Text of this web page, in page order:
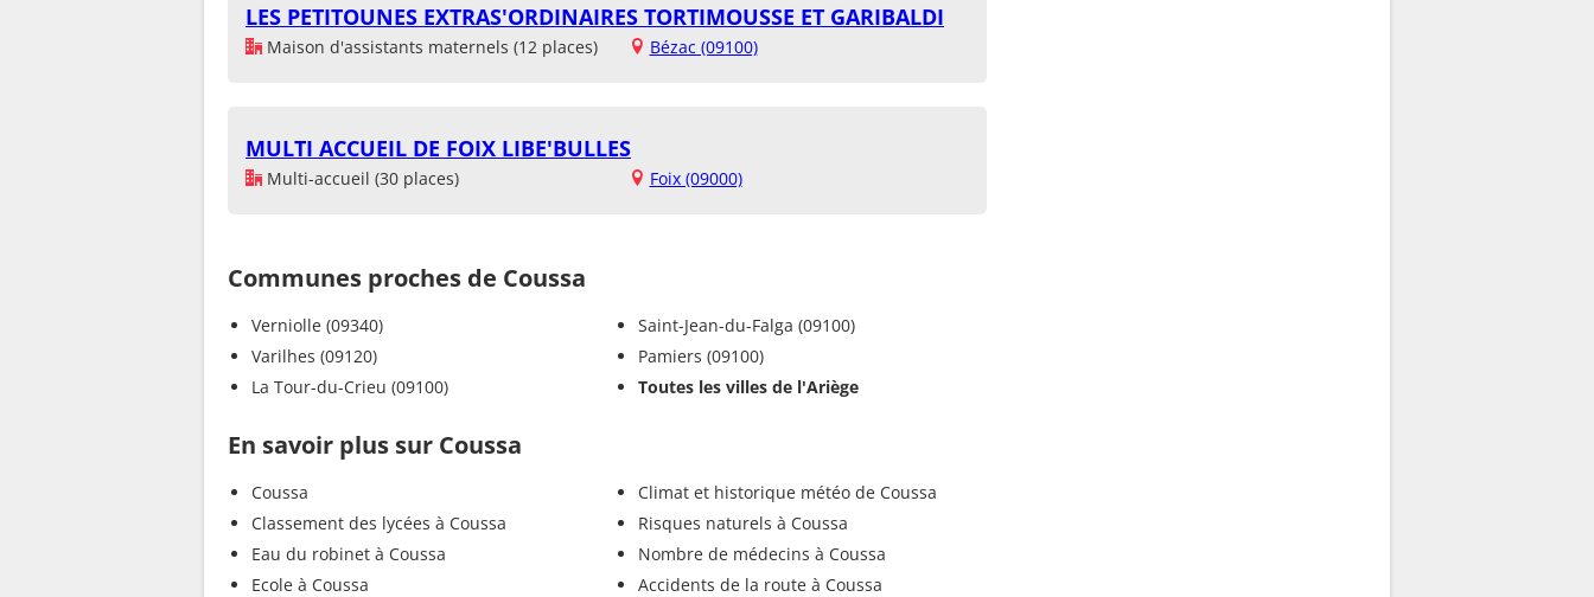
LES PETITOUNES EXTRAS'ORDINAIRES TORTIMOUSSE ET GARIBALDI
Maison d'assistants maternels (12 places) Bézac (09100)
MULTI ACCUEIL DE FOIX LIBE'BULLES
Multi-accueil (30 places) Foix (09000)
Communes proches de Coussa
Verniolle (09340)
Varilhes (09120)
La Tour-du-Crieu (09100)
Saint-Jean-du-Falga (09100)
Pamiers (09100)
Toutes les villes de l'Ariège
En savoir plus sur Coussa
Coussa
Classement des lycées à Coussa
Eau du robinet à Coussa
Ecole à Coussa
Climat et historique météo de Coussa
Risques naturels à Coussa
Nombre de médecins à Coussa
Accidents de la route à Coussa